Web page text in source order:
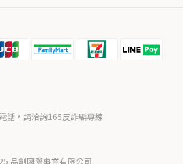
話，請洽詢165反詐騙專線
品創國際事業有限公司